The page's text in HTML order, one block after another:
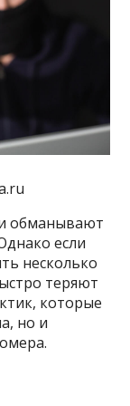
обманывают
если
несколько
теряют
которые
но и